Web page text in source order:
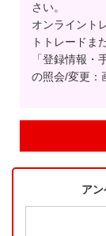
さい。
オンライント
トトレードま
「登録情報
の照会/変更：
ア